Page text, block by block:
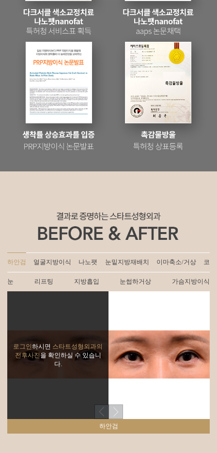
하안검 얼굴지방이식 나노팻 눈밑지방재배치 이마축소/거상 코
눈 리프팅 지방흡입 눈썹하거상 가슴지방이식
로그인하시면 스타트성형외과의
전후사진을 확인하실 수 있습니
다.
하안검